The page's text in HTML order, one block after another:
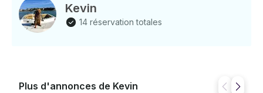
Kevin
14 réservation totales
Plus d'annonces de Kevin